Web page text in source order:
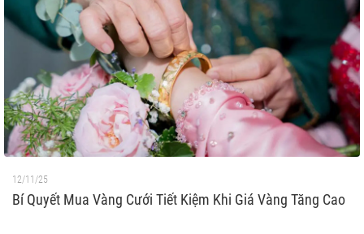
12/11/25
Bí Quyết Mua Vàng Cưới Tiết Kiệm Khi Giá Vàng Tăng Cao